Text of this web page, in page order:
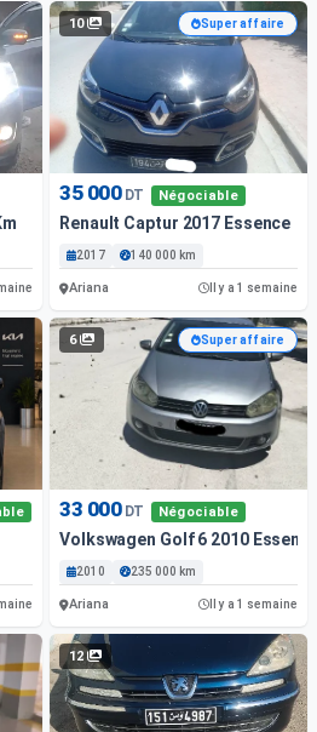
10 Super affaire
35 000 DT Négociable
Renault Captur 2017 Essence
2017 140 000 km
Ariana Il y a 1 semaine
6 Super affaire
33 000 DT Négociable
Volkswagen Golf 6 2010
2010 235 000 km
Ariana Il y a 1 semaine
12